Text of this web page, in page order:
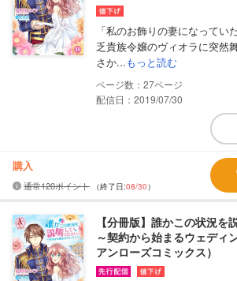
「私のお飾りの妻になってい
乏貴族令嬢のヴィオラに突然
さか...もっと読む
27
配信日：2019/07/30
購入
通常120ポイント （終了日:08/30）
【分冊版】誰かこの状況を
～契約から始まるウェディ
アンローズコミックス）